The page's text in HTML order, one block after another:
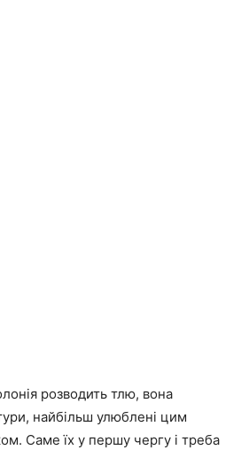
розводить тлю, вона
найбільш улюблені цим
Саме їх у першу чергу і треба